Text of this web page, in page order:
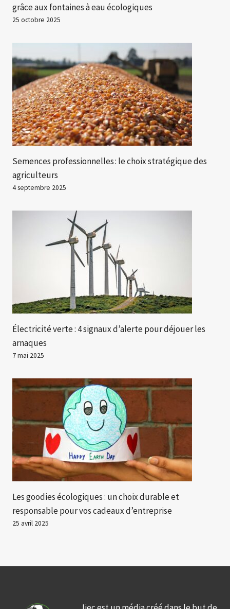
grâce aux fontaines à eau écologiques
25 octobre 2025
Semences professionnelles : le choix stratégique des
agriculteurs
4 septembre 2025
Électricité verte : 4 signaux d’alerte pour déjouer les
arnaques
7 mai 2025
Les goodies écologiques : un choix durable et
responsable pour vos cadeaux d’entreprise
25 avril 2025